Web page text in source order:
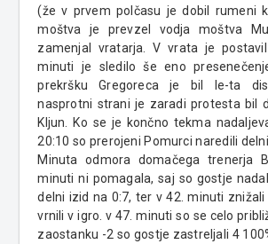
(že v prvem polčasu je dobil rumeni
moštva je prevzel vodja moštva
zamenjal vratarja. V vrata je
minuti je sledilo še eno
prekršku Gregoreca je bil le-ta
nasprotni strani je zaradi protesta bil
Kljun. Ko se je končno tekma
20:10 so prerojeni Pomurci naredili
Minuta odmora domačega trenerja
minuti ni pomagala, saj so gostje
delni izid na 0:7, ter v 42. minuti znižali
vrnili v igro. v 47. minuti so se celo
zaostanku -2 so gostje zastreljali 4